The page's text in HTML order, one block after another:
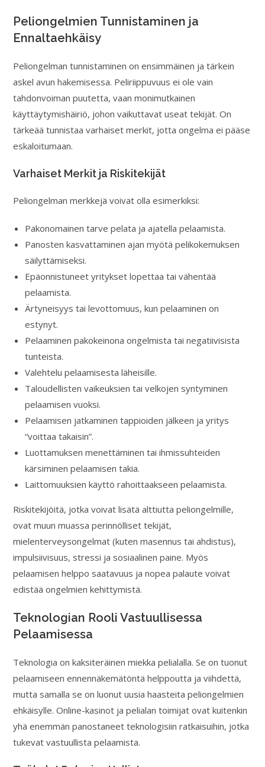
Peliongelmien Tunnistaminen ja
Ennaltaehkäisy
Peliongelman tunnistaminen on ensimmäinen ja tärkein
askel avun hakemisessa. Peliriippuvuus ei ole vain
tahdonvoiman puutetta, vaan monimutkainen
käyttäytymishäiriö, johon vaikuttavat useat tekijät. On
tärkeää tunnistaa varhaiset merkit, jotta ongelma ei pääse
eskaloitumaan.
Varhaiset Merkit ja Riskitekijät
Peliongelman merkkejä voivat olla esimerkiksi:
Pakonomainen tarve pelata ja ajatella pelaamista.
Panosten kasvattaminen ajan myötä pelikokemuksen
säilyttämiseksi.
Epäonnistuneet yritykset lopettaa tai vähentää
pelaamista.
Ärtyneisyys tai levottomuus, kun pelaaminen on
estynyt.
Pelaaminen pakokeinona ongelmista tai negatiivisista
tunteista.
Valehtelu pelaamisesta läheisille.
Taloudellisten vaikeuksien tai velkojen syntyminen
pelaamisen vuoksi.
Pelaamisen jatkaminen tappioiden jälkeen ja yritys
“voittaa takaisin”.
Luottamuksen menettäminen tai ihmissuhteiden
kärsiminen pelaamisen takia.
Laittomuuksien käyttö rahoittaakseen pelaamista.
Riskitekijöitä, jotka voivat lisätä alttiutta peliongelmille,
ovat muun muassa perinnölliset tekijät,
mielenterveysongelmat (kuten masennus tai ahdistus),
impulsiivisuus, stressi ja sosiaalinen paine. Myös
pelaamisen helppo saatavuus ja nopea palaute voivat
edistää ongelmien kehittymistä.
Teknologian Rooli Vastuullisessa
Pelaamisessa
Teknologia on kaksiteräinen miekka pelialalla. Se on tuonut
pelaamiseen ennennäkemätöntä helppoutta ja viihdettä,
mutta samalla se on luonut uusia haasteita peliongelmien
ehkäisylle. Online-kasinot ja pelialan toimijat ovat kuitenkin
yhä enemmän panostaneet teknologisiin ratkaisuihin, jotka
tukevat vastuullista pelaamista.